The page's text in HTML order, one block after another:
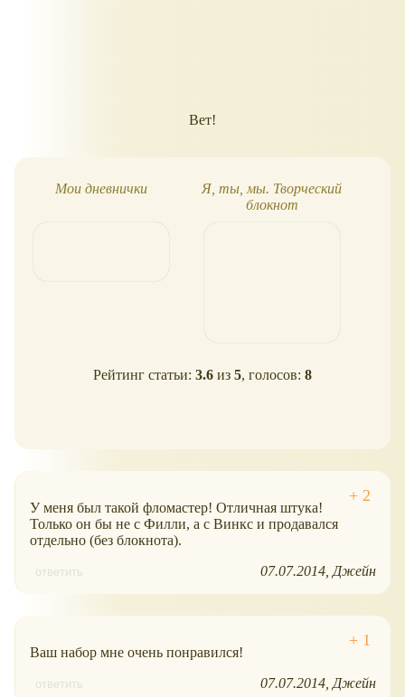
Вет!
Мои дневнички
Я, ты, мы. Творческий
блокнот
Рейтинг статьи: 3.6 из 5, голосов: 8
У меня был такой фломастер! Отличная штука!
Только он бы не с Филли, а с Винкс и продавался
отдельно (без блокнота).
ответить 07.07.2014 Джейн
Ваш набор мне очень понравился!
ответить 07.07.2014 Джейн